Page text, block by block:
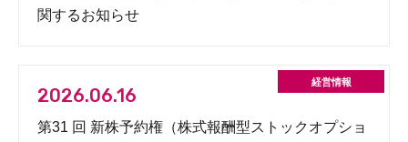
関するお知らせ
2026.06.16
第31 回 新株予約権（株式報酬型ストックオプショ